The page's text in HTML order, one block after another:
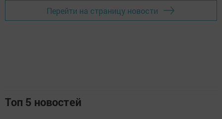
Перейти на страницу новости
Топ 5 новостей